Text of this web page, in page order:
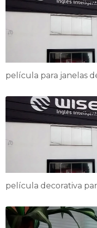
película para janelas
película decorativa